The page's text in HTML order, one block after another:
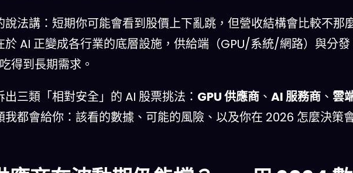
法講：短期你可能會看到股價上下亂跳，但營收結構會比較不那
於 AI 正變成各行業的底層設施，供給端（GPU/系統/網路）與分發
得到長期需求。
三類「相對安全」的 AI 股票挑法： GPU 供應商、 AI 服務商、 雲
我都會給你：該看的數據、可能的風險、以及你在 2026 怎麼決策